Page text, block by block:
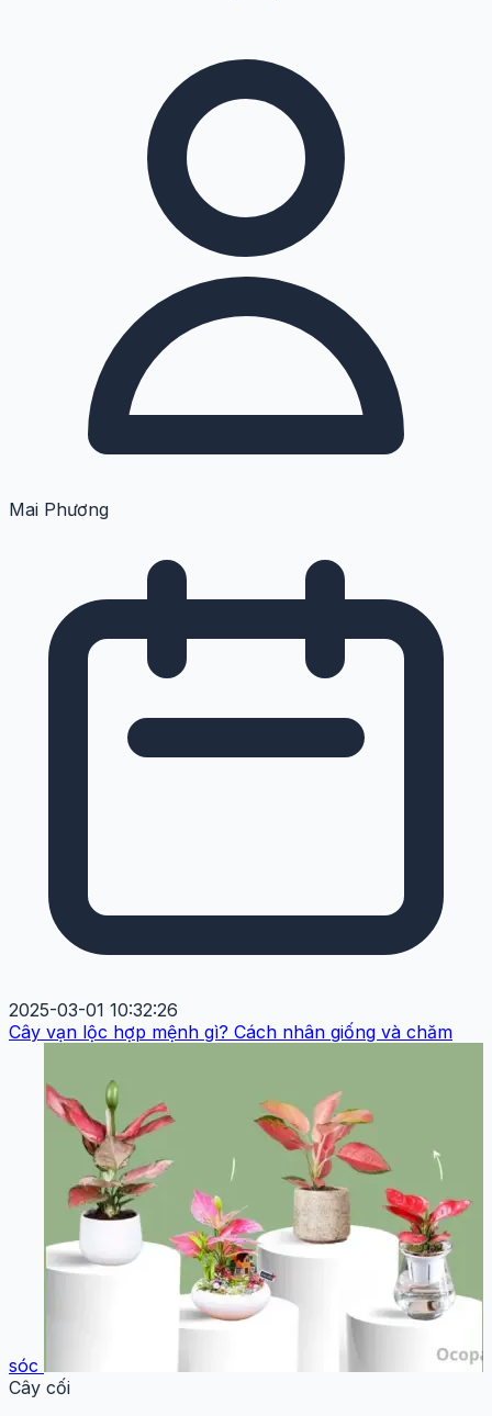
Mai Phương
2025-03-01 10:32:26
Cây vạn lộc hợp mệnh gì? Cách nhân giống và chăm
sóc
Cây cối